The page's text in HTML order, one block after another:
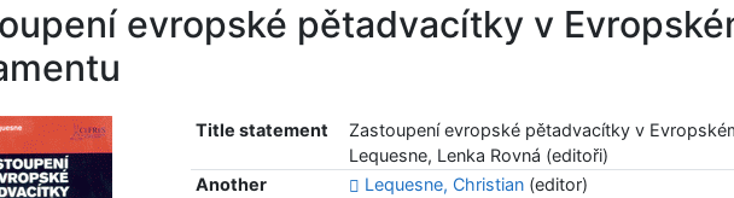
evropské pětadvacítky v
Title statement
Zastoupení evropské pětadvacítky v
Lequesne, Lenka Rovná (editoři)
Another
Lequesne, Christian (editor)